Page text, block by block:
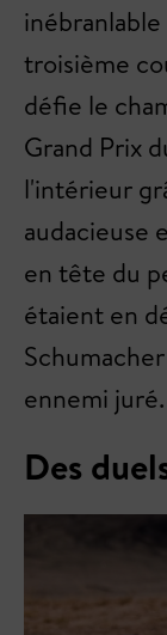
troisième
défie le
Grand Prix
l'intérieur
audacieuse
en tête du
étaient en
ennemi juré.
Des